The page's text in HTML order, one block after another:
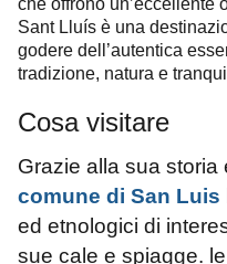
Sant Lluís è una
godere dell’autentica
tradizione, natura e
Cosa visitare
Grazie alla sua storia
comune di San Luis
ed etnologici di
sue cale e spiagge.